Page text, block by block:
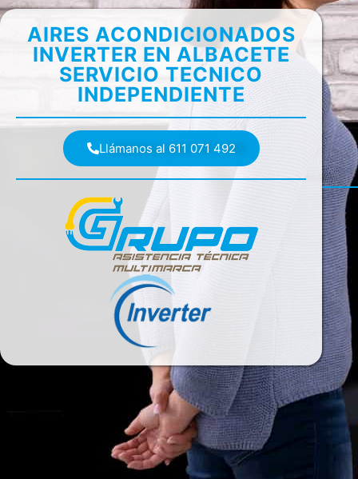
AIRES ACONDICIONADOS
INVERTER EN ALBACETE
SERVICIO TECNICO
INDEPENDIENTE
Llámanos al 611 071 492